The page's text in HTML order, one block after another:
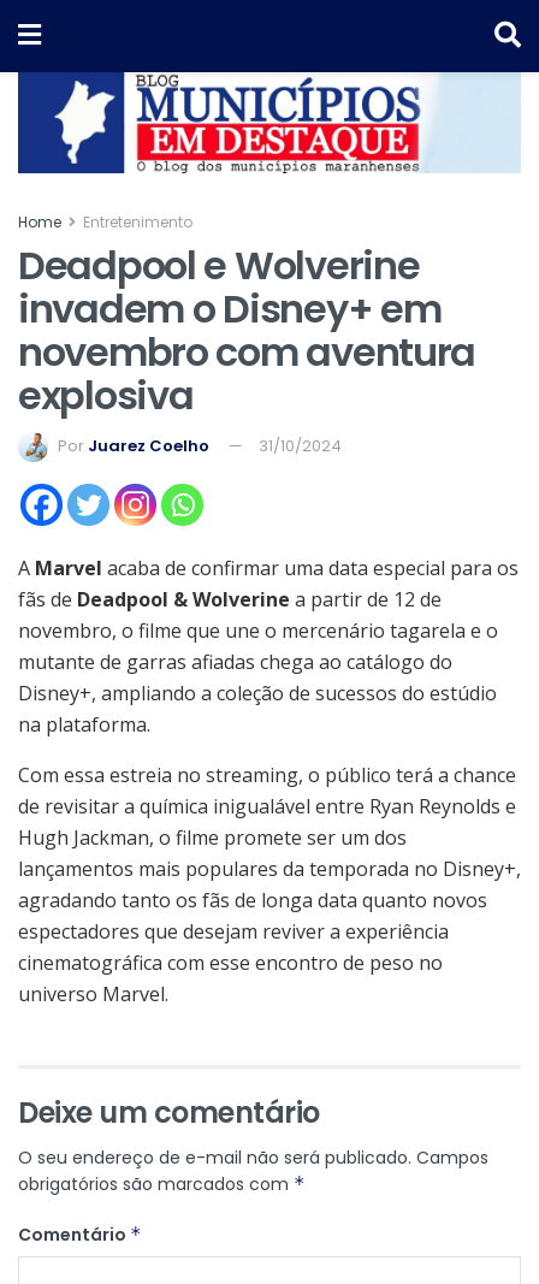
Home Entretenimento
Deadpool e Wolverine
invadem o Disney+ em
novembro com aventura
explosiva
Por Juarez Coelho 31/10/2024
A Marvel acaba de confirmar uma data especial para os
fãs de Deadpool & Wolverine a partir de 12 de
novembro, o filme que une o mercenário tagarela e o
mutante de garras afiadas chega ao catálogo do
Disney+, ampliando a coleção de sucessos do estúdio
na plataforma.
Com essa estreia no streaming, o público terá a chance
de revisitar a química inigualável entre Ryan Reynolds e
Hugh Jackman, o filme promete ser um dos
lançamentos mais populares da temporada no Disney+,
agradando tanto os fãs de longa data quanto novos
espectadores que desejam reviver a experiência
cinematográfica com esse encontro de peso no
universo Marvel.
Deixe um comentário
O seu endereço de e-mail não será publicado. Campos
obrigatórios são marcados com *
Comentário *